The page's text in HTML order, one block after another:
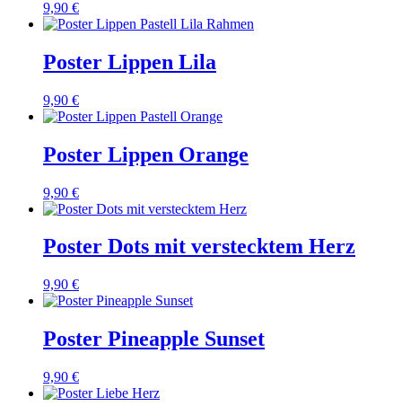
9,90 €
Poster Lippen Lila
9,90 €
Poster Lippen Orange
9,90 €
Poster Dots mit verstecktem Herz
9,90 €
Poster Pineapple Sunset
9,90 €